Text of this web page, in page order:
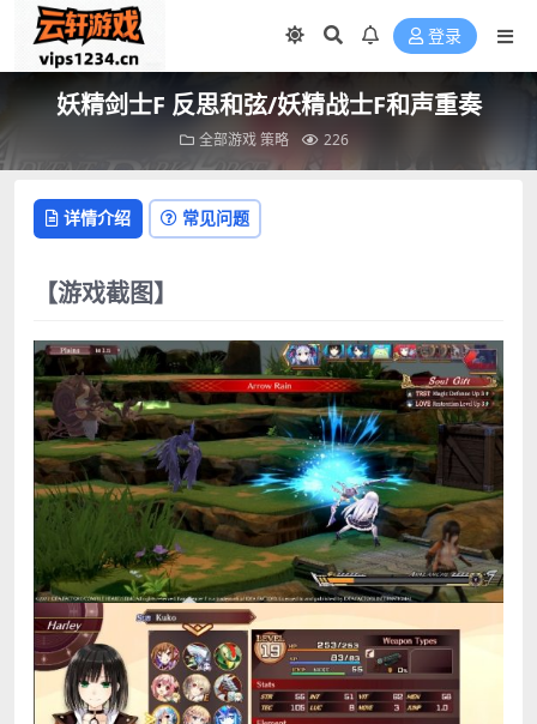
登录
妖精剑士F 反思和弦/妖精战士F和声重奏
全部游戏 策略 226
详情介绍 常见问题
【游戏截图】